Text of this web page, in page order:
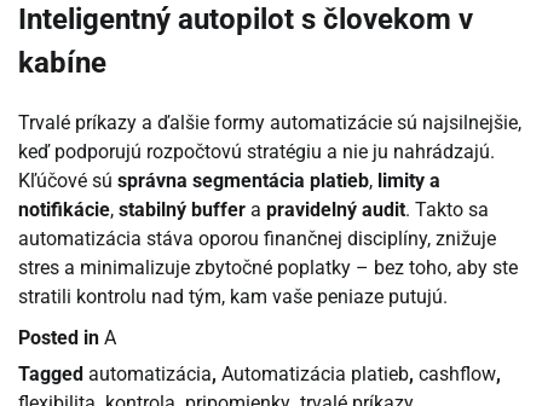
Inteligentný autopilot s človekom v
kabíne
Trvalé príkazy a ďalšie formy automatizácie sú najsilnejšie,
keď podporujú rozpočtovú stratégiu a nie ju nahrádzajú.
Kľúčové sú správna segmentácia platieb, limity a
notifikácie, stabilný buffer a pravidelný audit. Takto sa
automatizácia stáva oporou finančnej disciplíny, znižuje
stres a minimalizuje zbytočné poplatky – bez toho, aby ste
stratili kontrolu nad tým, kam vaše peniaze putujú.
Posted in A
Tagged automatizácia, Automatizácia platieb, cashflow,